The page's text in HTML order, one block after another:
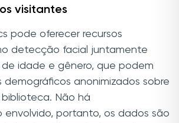
visitantes
pode oferecer recursos
detecção facial juntamente
idade e gênero, que podem
demográficos anonimizados sobre
Não há
envolvido, portanto, os dados são